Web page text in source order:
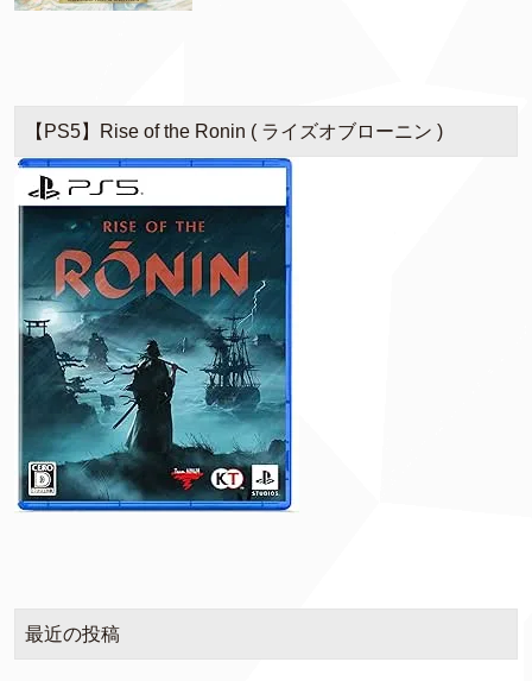
【PS5】Rise of the Ronin ( ライズオブローニン )
最近の投稿